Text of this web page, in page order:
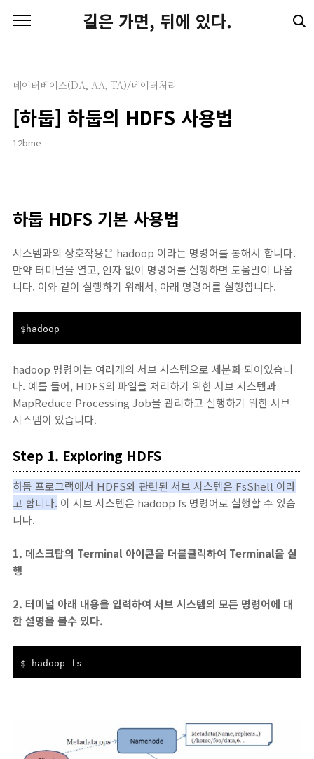
길은 가면, 뒤에 있다.
데이터베이스(DA, AA, TA)/데이터처리
[하둡] 하둡의 HDFS 사용법
12bme
하둡 HDFS 기본 사용법
시스템과의 상호작용은 hadoop 이라는 명령어를 통해서 합니다.
만약 터미널을 열고, 인자 없이 명령어를 실행하면 도움말이 나옵
니다. 이와 같이 실행하기 위해서, 아래 명령어를 실행합니다.
$hadoop
hadoop 명령어는 여러개의 서브 시스템으로 세분화 되어있습니
다. 예를 들어, HDFS의 파일을 처리하기 위한 서브 시스템과
MapReduce Processing Job을 관리하고 실행하기 위한 서브
시스템이 있습니다.
Step 1. Exploring HDFS
하둡 프로그램에서 HDFS와 관련된 서브 시스템은 FsShell 이라
고 합니다. 이 서브 시스템은 hadoop fs 명령어로 실행할 수 있습
니다.
1. 데스크탑의 Terminal 아이콘을 더블클릭하여 Terminal을 실
행
2. 터미널 아래 내용을 입력하여 서브 시스템의 모든 명령어에 대
한 설명을 볼수 있다.
$ hadoop fs